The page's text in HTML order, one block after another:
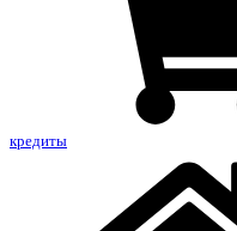
кредиты